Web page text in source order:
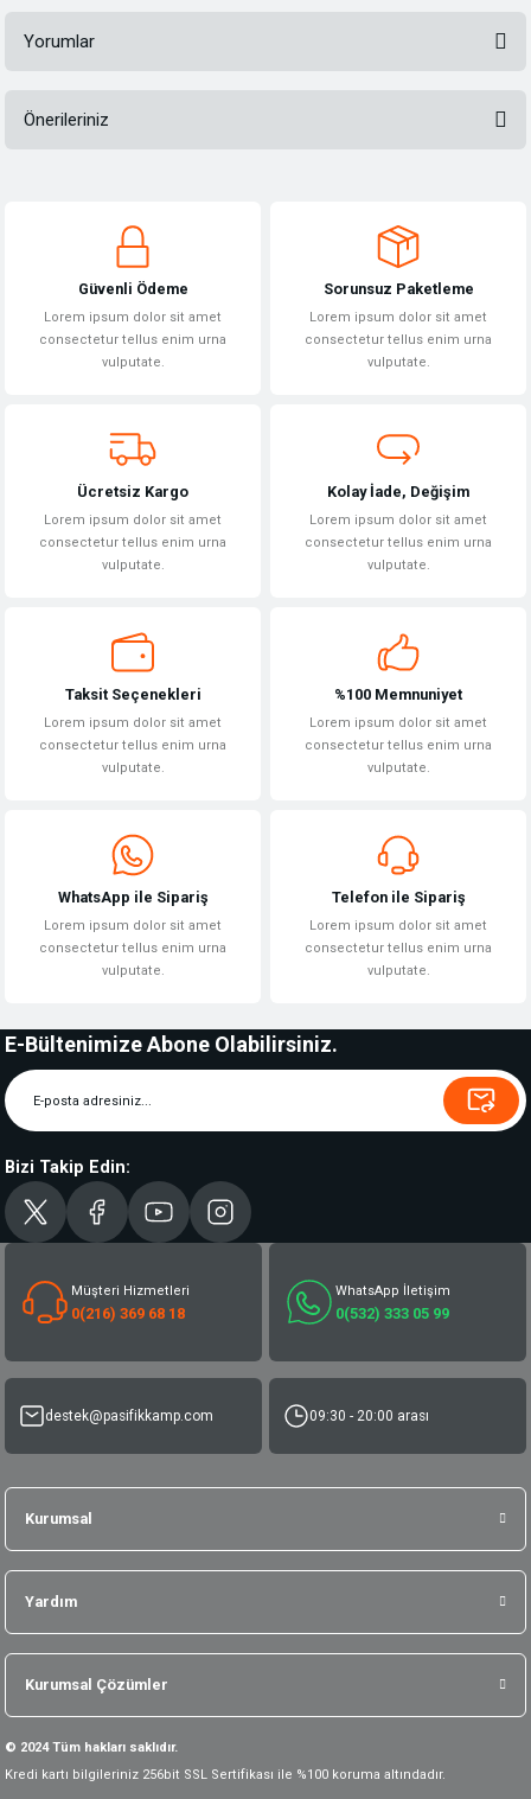
Yorumlar
Önerileriniz
Görüş ve önerileriniz için teşekkür ederiz.
Ürün açıklamasında eksik bilgiler bulunuyor.
Ürün bilgilerinde hatalar bulunuyor.
Bu ürüne benzer farklı alternatifler olmalı.
Güvenli Ödeme
Lorem ipsum dolor sit amet
consectetur tellus enim urna
vulputate.
Sorunsuz Paketleme
Lorem ipsum dolor sit amet
consectetur tellus enim urna
vulputate.
Ücretsiz Kargo
Lorem ipsum dolor sit amet
consectetur tellus enim urna
vulputate.
Kolay İade, Değişim
Lorem ipsum dolor sit amet
consectetur tellus enim urna
vulputate.
Taksit Seçenekleri
Lorem ipsum dolor sit amet
consectetur tellus enim urna
vulputate.
%100 Memnuniyet
Lorem ipsum dolor sit amet
consectetur tellus enim urna
vulputate.
WhatsApp ile Sipariş
Lorem ipsum dolor sit amet
consectetur tellus enim urna
vulputate.
Telefon ile Sipariş
Lorem ipsum dolor sit amet
consectetur tellus enim urna
vulputate.
E-Bültenimize Abone Olabilirsiniz.
Bizi Takip Edin:
Müşteri Hizmetleri
0(216) 369 68 18
WhatsApp İletişim
0(532) 333 05 99
destek@pasifikkamp.com 09:30 - 20:00 arası
Kurumsal
Yardım
Kurumsal Çözümler
© 2024 Tüm hakları saklıdır.
Kredi kartı bilgileriniz 256bit SSL Sertifikası ile %100 koruma altındadır.